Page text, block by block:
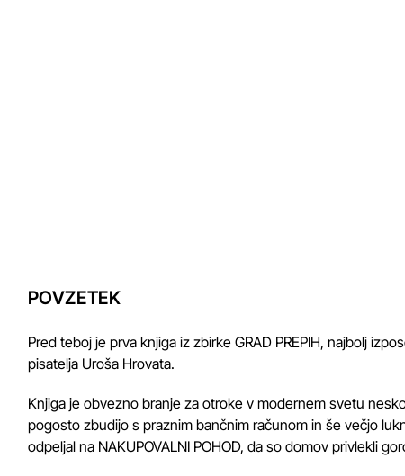
POVZETEK
Pred teboj je prva knjiga iz zbirke GRAD PREPIH, najbolj
pisatelja Uroša Hrovata.
Knjiga je obvezno branje za otroke v modernem svetu
pogosto zbudijo s praznim bančnim računom in še večjo
odpeljal na NAKUPOVALNI POHOD, da so domov privlekli